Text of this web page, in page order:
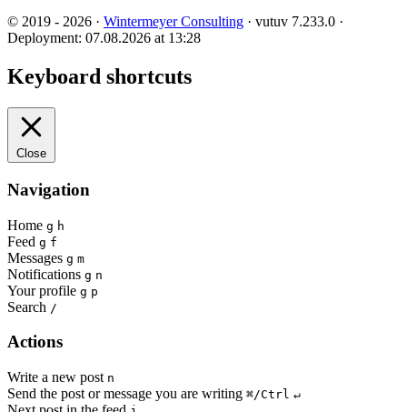
© 2019 - 2026 · Wintermeyer Consulting · vutuv 7.233.0 ·
Deployment: 07.08.2026 at 13:28
Keyboard shortcuts
Close
Navigation
Home g h
Feed g f
Messages g m
Notifications g n
Your profile g p
Search /
Actions
Write a new post n
Send the post or message you are writing ⌘/Ctrl ↵